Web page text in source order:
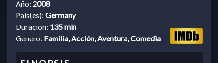
Año: 2008
Pais(es): Germany
Duración: 135 min
Genero: Familia, Acción, Aventura, Comedia